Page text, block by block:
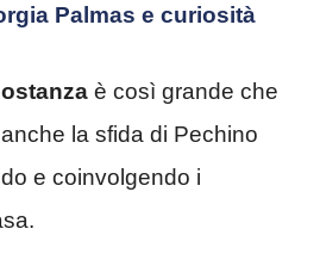
Palmas e curiosità
è così grande che
la sfida di Pechino
e coinvolgendo i